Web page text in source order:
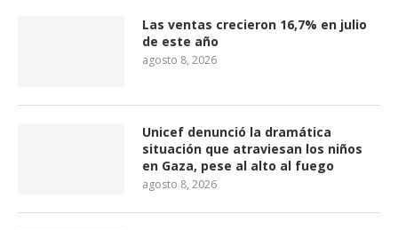
Las ventas crecieron 16,7% en julio
de este año
agosto 8, 2026
Unicef denunció la dramática
situación que atraviesan los niños
en Gaza, pese al alto al fuego
agosto 8, 2026